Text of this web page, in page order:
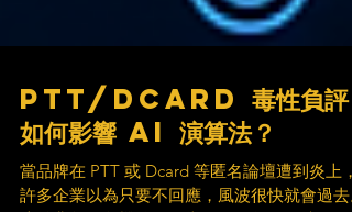
PTT/Dcard 毒性負評
如何影響 AI 演算法？